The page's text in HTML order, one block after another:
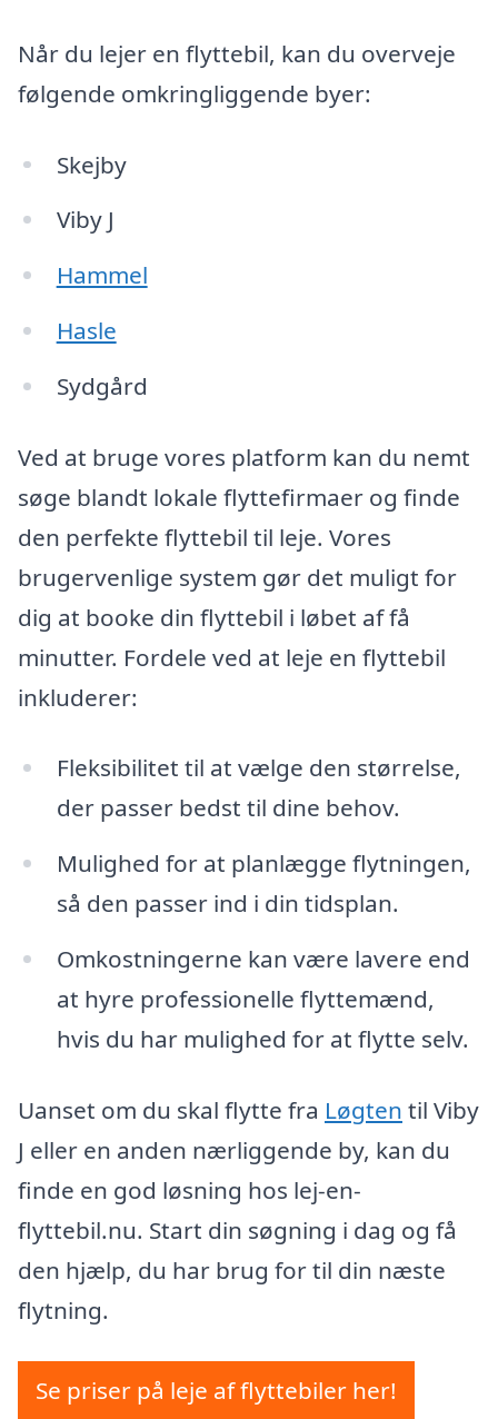
Når du lejer en flyttebil, kan du overveje
følgende omkringliggende byer:
Skejby
Viby J
Hammel
Hasle
Sydgård
Ved at bruge vores platform kan du nemt
søge blandt lokale flyttefirmaer og finde
den perfekte flyttebil til leje. Vores
brugervenlige system gør det muligt for
dig at booke din flyttebil i løbet af få
minutter. Fordele ved at leje en flyttebil
inkluderer:
Fleksibilitet til at vælge den størrelse,
der passer bedst til dine behov.
Mulighed for at planlægge flytningen,
så den passer ind i din tidsplan.
Omkostningerne kan være lavere end
at hyre professionelle flyttemænd,
hvis du har mulighed for at flytte selv.
Uanset om du skal flytte fra Løgten til Viby
J eller en anden nærliggende by, kan du
finde en god løsning hos lej-en-
flyttebil.nu. Start din søgning i dag og få
den hjælp, du har brug for til din næste
flytning.
Se priser på leje af flyttebiler her!